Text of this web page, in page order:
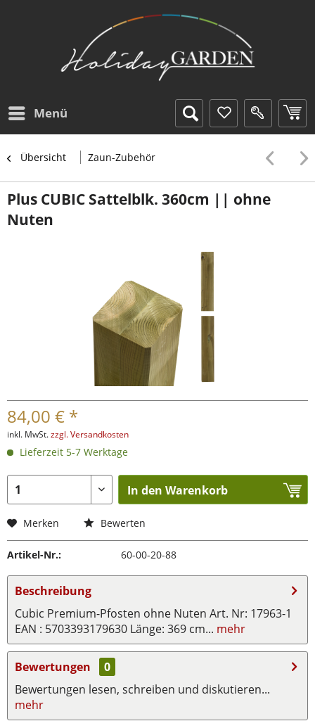
Menü
Übersicht Zaun-Zubehör
Plus CUBIC Sattelblk. 360cm || ohne
Nuten
84,00 € *
inkl. MwSt.zzgl. Versandkosten
Lieferzeit 5-7 Werktage
In den Warenkorb
Merken Bewerten
Artikel-Nr.: 60-00-20-88
Beschreibung
Cubic Premium-Pfosten ohne Nuten Art. Nr: 17963-1
EAN : 5703393179630 Länge: 369 cm... mehr
Bewertungen
0
Bewertungen lesen, schreiben und diskutieren...
mehr